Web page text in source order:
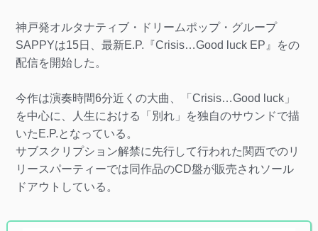
神戸発オルタナティブ・ドリームポップ・グループ
SAPPYは15日、最新E.P.『Crisis…Good luck EP』をの
配信を開始した。
今作は演奏時間6分近くの大曲、「Crisis…Good luck」
を中心に、人生における「別れ」を独自のサウンドで描
いたE.P.となっている。
サブスクリプション解禁に先行して行われた関西でのリ
リースパーティーでは同作品のCD盤が販売されソール
ドアウトしている。